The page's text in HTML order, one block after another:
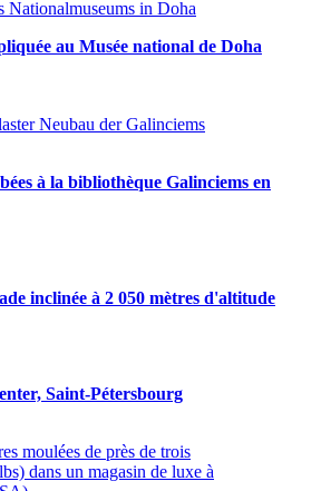
au Musée national de Doha
à la bibliothèque Galinciems en
inclinée à 2 050 mètres d'altitude
Saint-Pétersbourg